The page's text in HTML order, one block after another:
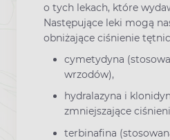
o tych lekach, które
Następujące leki mogą
obniżające ciśnienie
cymetydyna
wrzodów),
hydralazyna i
zmniejszające
terbinafina